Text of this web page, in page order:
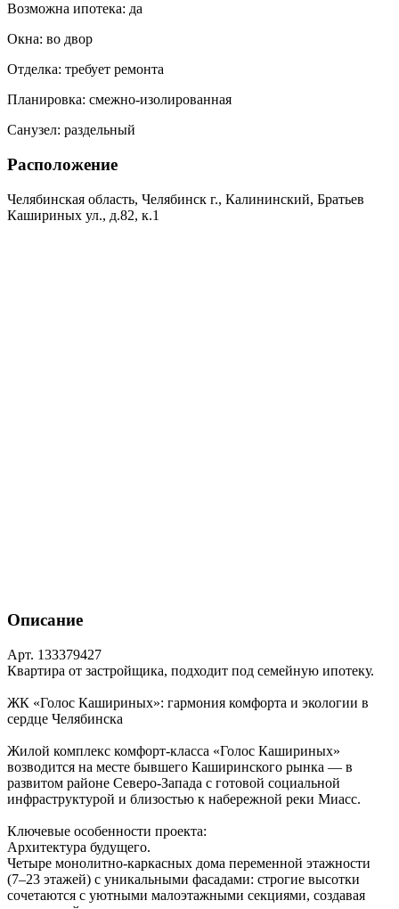
Возможна ипотека: да
Окна: во двор
Отделка: требует ремонта
Планировка: смежно-изолированная
Санузел: раздельный
Расположение
Челябинская область, Челябинск г., Калининский, Братьев
Кашириных ул., д.82, к.1
Описание
Арт. 133379427
Квартира от застройщика, подходит под семейную ипотеку.
ЖК «Голос Кашириных»: гармония комфорта и экологии в
сердце Челябинска
Жилой комплекс комфорт‑класса «Голос Кашириных»
возводится на месте бывшего Каширинского рынка — в
развитом районе Северо‑Запада с готовой социальной
инфраструктурой и близостью к набережной реки Миасс.
Ключевые особенности проекта:
Архитектура будущего.
Четыре монолитно‑каркасных дома переменной этажности
(7–23 этажей) с уникальными фасадами: строгие высотки
сочетаются с уютными малоэтажными секциями, создавая